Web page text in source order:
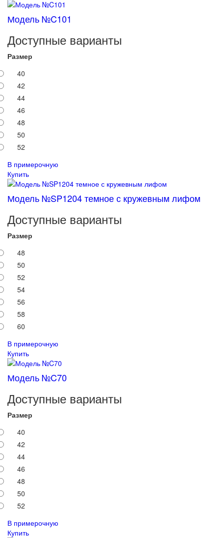
Модель №C101
Доступные варианты
Размер
40
42
44
46
48
50
52
В примерочную
Купить
Модель №SP1204 темное с кружевным лифом
Доступные варианты
Размер
48
50
52
54
56
58
60
В примерочную
Купить
Модель №C70
Доступные варианты
Размер
40
42
44
46
48
50
52
В примерочную
Купить